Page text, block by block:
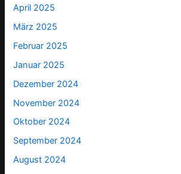
April 2025
März 2025
Februar 2025
Januar 2025
Dezember 2024
November 2024
Oktober 2024
September 2024
August 2024